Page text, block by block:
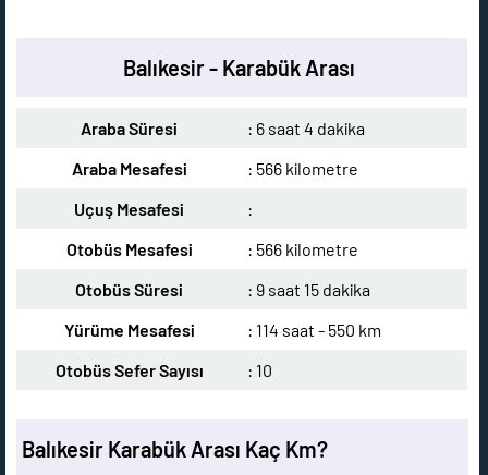
Balıkesir - Karabük Arası
Araba Süresi
: 6 saat 4 dakika
Araba Mesafesi
: 566 kilometre
Uçuş Mesafesi
:
Otobüs Mesafesi
: 566 kilometre
Otobüs Süresi
: 9 saat 15 dakika
Yürüme Mesafesi
: 114 saat - 550 km
Otobüs Sefer Sayısı
: 10
Balıkesir Karabük Arası Kaç Km?